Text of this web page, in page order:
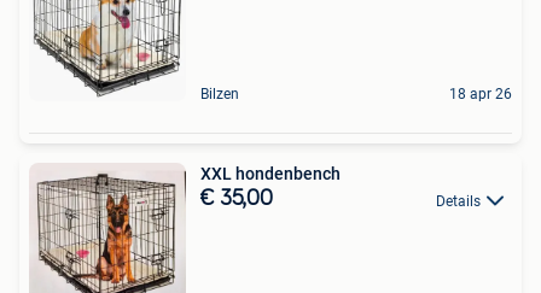
Bilzen 18 apr 26
XXL hondenbench
€ 35,00 Details